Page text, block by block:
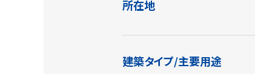
所在地
建築タイプ/主要用途